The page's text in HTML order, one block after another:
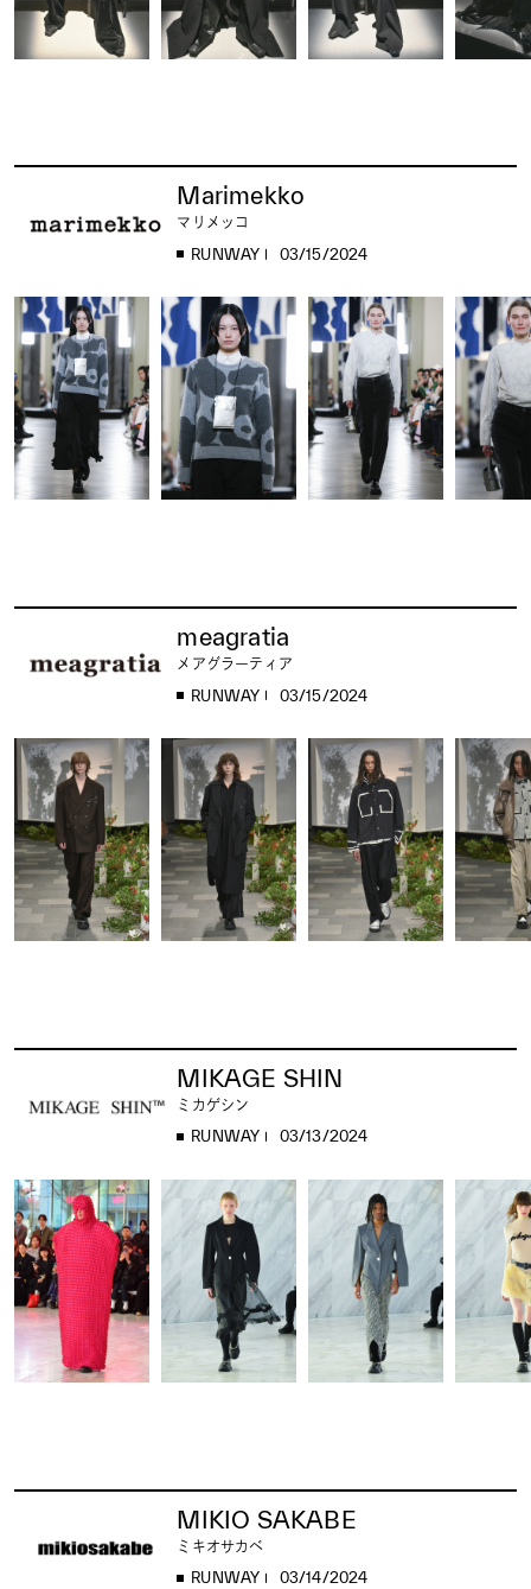
Marimekko
マリメッコ
RUNWAY 03/15/2024
meagratia
メアグラーティア
RUNWAY 03/15/2024
MIKAGE SHIN
ミカゲシン
RUNWAY 03/13/2024
MIKIO SAKABE
ミキオサカベ
RUNWAY 03/14/2024